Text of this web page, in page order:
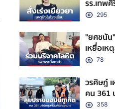
รร.เทพ
สถานศึก
295
"ยศชนัน
เหยื่อเ
ชวน ปช
78
วรศิษฎ์
คน 361
358